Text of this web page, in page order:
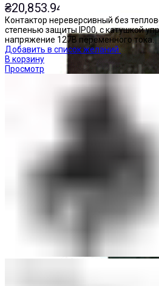
₴20,853.94
Контактор нереверсивный без
степенью защиты IP00, с катушкой
напряжение 127В переменного тока.
Добавить в список желаний
В корзину
Просмотр